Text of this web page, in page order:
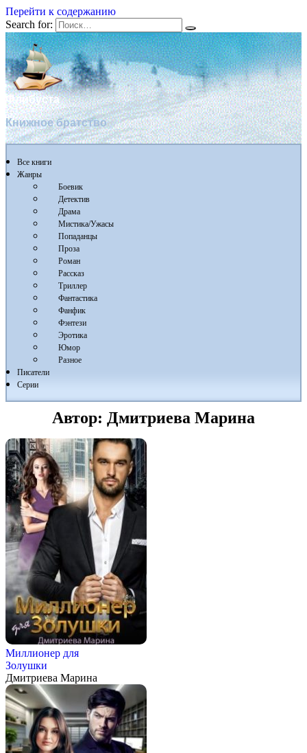
Перейти к содержанию
Search for:
Флибуста
Книжное братство
Все книги
Жанры
Боевик
Детектив
Драма
Мистика/Ужасы
Попаданцы
Проза
Роман
Рассказ
Триллер
Фантастика
Фанфик
Фэнтези
Эротика
Юмор
Разное
Писатели
Серии
Автор: Дмитриева Марина
Миллионер для
Золушки
Дмитриева Марина